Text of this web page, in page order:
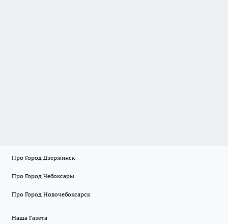
Про Город Дзержинск
Про Город Чебоксары
Про Город Новочебоксарск
Наша Газета